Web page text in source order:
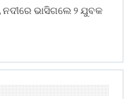
ଭାସିଗଲେ ୨ ଯୁବକ